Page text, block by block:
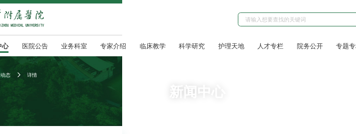
心 医院公告 业务科室 专家介绍 临床教学 科学研究 护理天地 人才专栏 院务公开 专题
态  详情
新闻中心